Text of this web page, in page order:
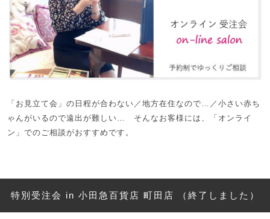
「お見立て会」の日程が合わない／地方在住なので…／小さい赤ち
ゃんがいるので遠出が難しい… そんなお客様には、「オンライ
ン」でのご相談がおすすめです。
特別受注会 in 小田急百貨店 町田店 （終了しました）